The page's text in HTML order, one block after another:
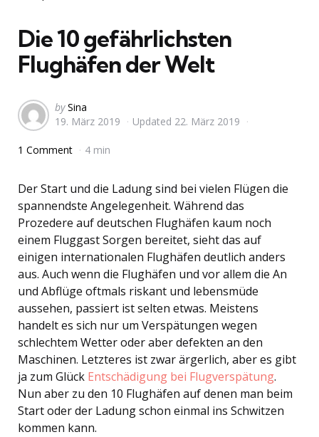
Die 10 gefährlichsten
Flughäfen der Welt
Posted
by
by Sina
19. März 2019
Updated 22. März 2019
1 Comment 4 min
Der Start und die Ladung sind bei vielen Flügen die
spannendste Angelegenheit. Während das
Prozedere auf deutschen Flughäfen kaum noch
einem Fluggast Sorgen bereitet, sieht das auf
einigen internationalen Flughäfen deutlich anders
aus. Auch wenn die Flughäfen und vor allem die An
und Abflüge oftmals riskant und lebensmüde
aussehen, passiert ist selten etwas. Meistens
handelt es sich nur um Verspätungen wegen
schlechtem Wetter oder aber defekten an den
Maschinen. Letzteres ist zwar ärgerlich, aber es gibt
ja zum Glück Entschädigung bei Flugverspätung.
Nun aber zu den 10 Flughäfen auf denen man beim
Start oder der Ladung schon einmal ins Schwitzen
kommen kann.